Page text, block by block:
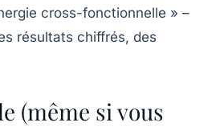
cross-fonctionnelle » –
résultats chiffrés, des
(même si vous